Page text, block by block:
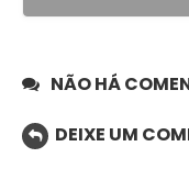
NÃO HÁ
DEIXE UM